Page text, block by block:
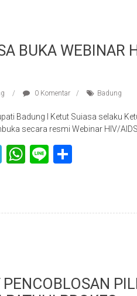
BUKA WEBINAR
0 Komentar Badung
Badung I Ketut Suiasa selaku
secara resmi Webinar HIV/
Telegram
WhatsApp
Line
PENCOBLOSAN